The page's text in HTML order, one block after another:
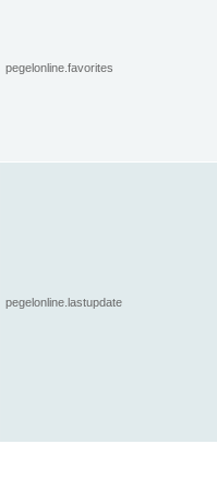
pegelonline.favorites
pegelonline.lastupdate